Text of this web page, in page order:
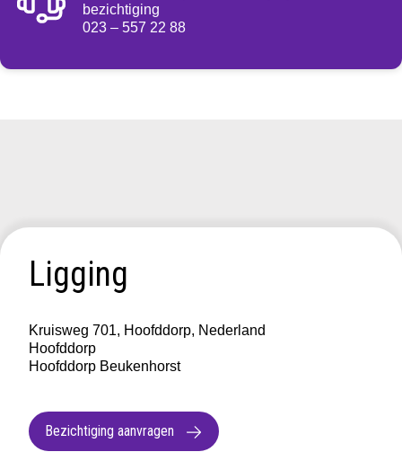
bezichtiging
023 – 557 22 88
Ligging
Kruisweg 701, Hoofddorp, Nederland
Hoofddorp
Hoofddorp Beukenhorst
Bezichtiging aanvragen